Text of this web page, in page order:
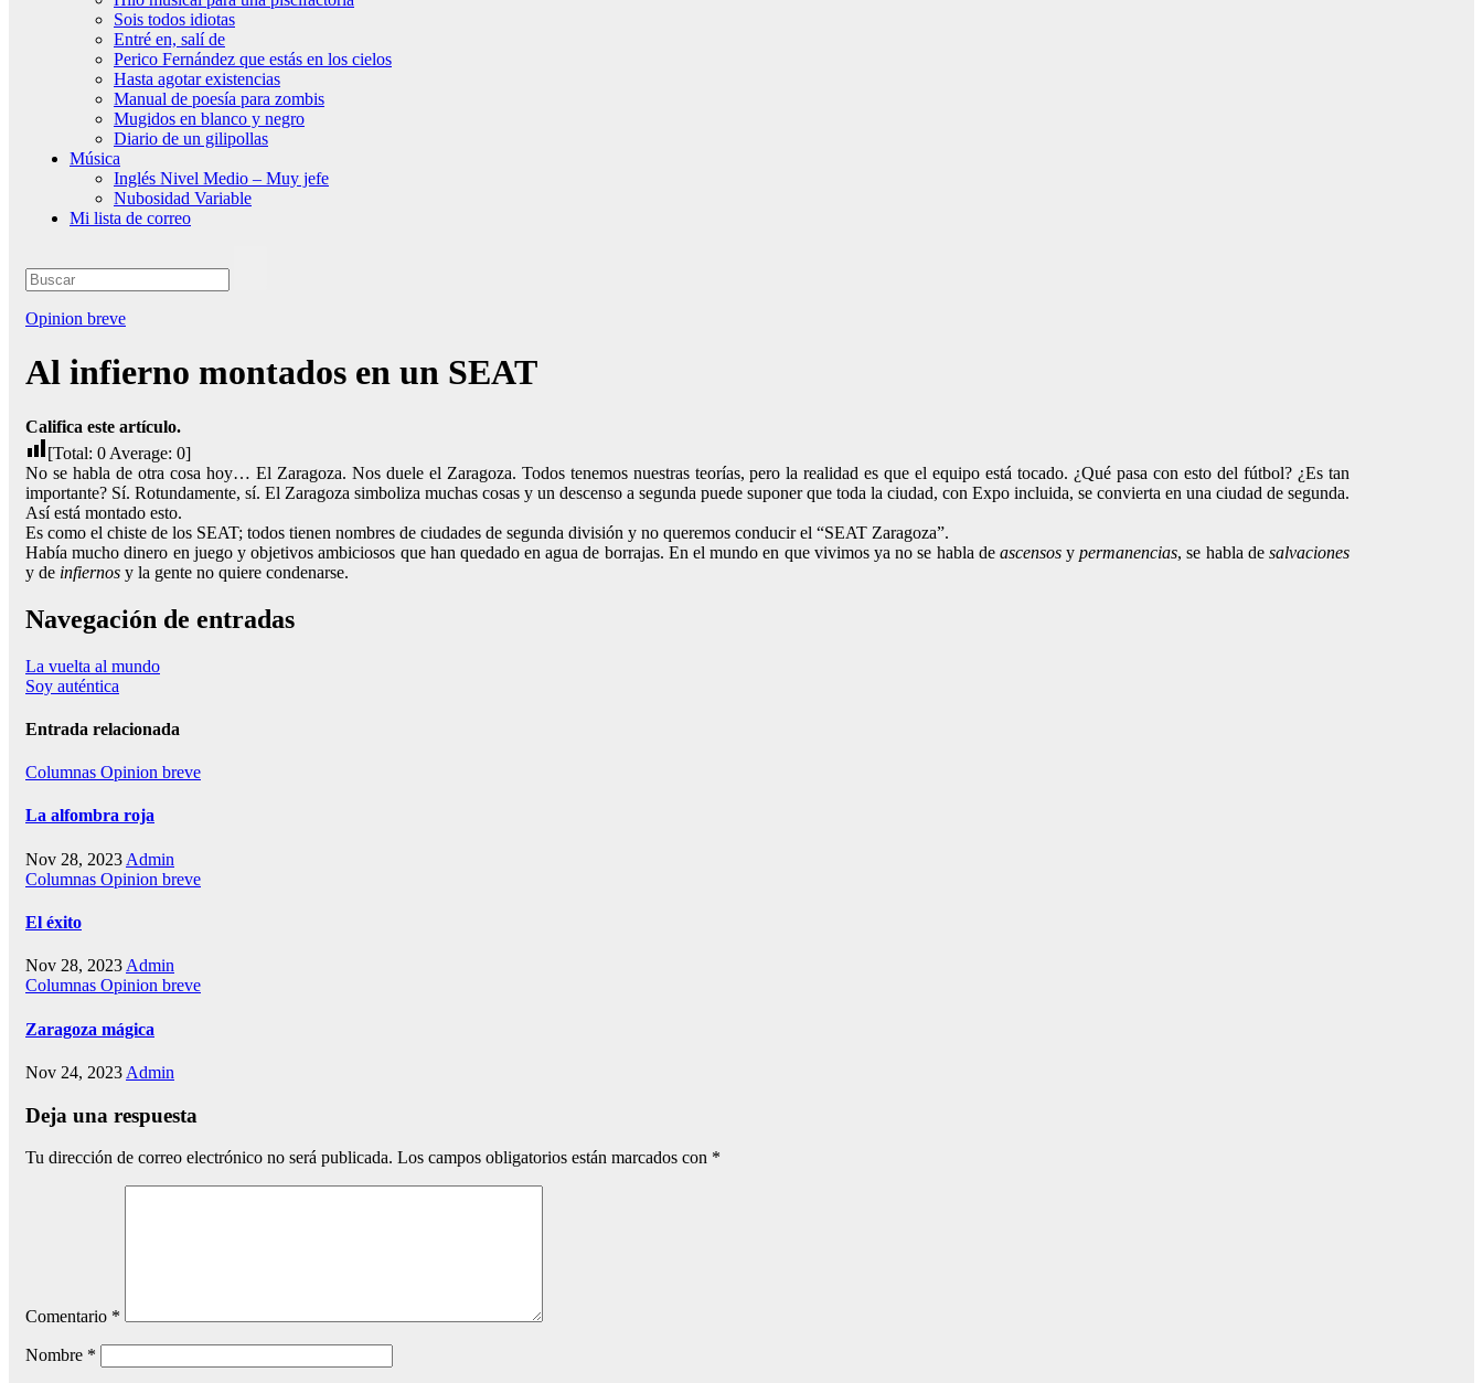
Sois todos idiotas
Entré en, salí de
Perico Fernández que estás en los cielos
Hasta agotar existencias
Manual de poesía para zombis
Mugidos en blanco y negro
Diario de un gilipollas
Música
Inglés Nivel Medio – Muy jefe
Nubosidad Variable
Mi lista de correo
Opinion breve
Al infierno montados en un SEAT
Califica este artículo.
[Total: 0 Average: 0]
No se habla de otra cosa hoy… El Zaragoza. Nos duele el Zaragoza. Todos tenemos nuestras teorías, pero la realidad es que el equipo está tocado. ¿Qué pasa con esto del fútbol? ¿Es tan
importante? Sí. Rotundamente, sí. El Zaragoza simboliza muchas cosas y un descenso a segunda puede suponer que toda la ciudad, con Expo incluida, se convierta en una ciudad de segunda.
Así está montado esto.
Es como el chiste de los SEAT; todos tienen nombres de ciudades de segunda división y no queremos conducir el “SEAT Zaragoza”.
Había mucho dinero en juego y objetivos ambiciosos que han quedado en agua de borrajas. En el mundo en que vivimos ya no se habla de ascensosypermanencias, se habla de salvaciones
y de infiernos y la gente no quiere condenarse.
Navegación de entradas
La vuelta al mundo
Soy auténtica
Entrada relacionada
Columnas Opinion breve
La alfombra roja
Nov 28, 2023 Admin
Columnas Opinion breve
El éxito
Nov 28, 2023 Admin
Columnas Opinion breve
Zaragoza mágica
Nov 24, 2023 Admin
Deja una respuesta
Tu dirección de correo electrónico no será publicada. Los campos obligatorios están marcados con *
Comentario *
Nombre *